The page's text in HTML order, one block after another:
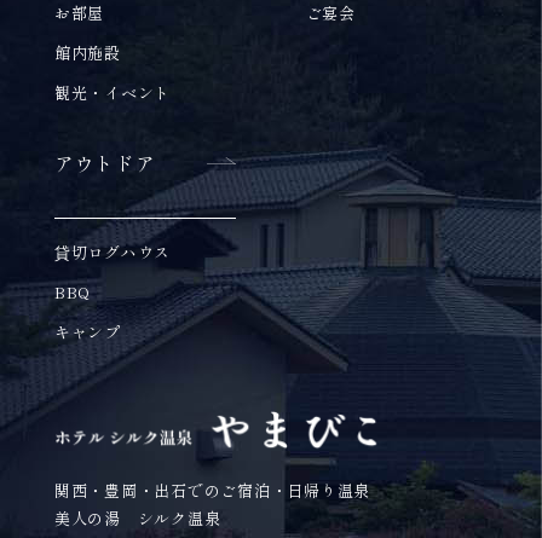
お部屋
館内施設
観光・イベント
ご宴会
アウトドア
貸切ログハウス
BBQ
キャンプ
関西・豊岡・出石でのご宿泊・日帰り温泉
美人の湯 シルク温泉